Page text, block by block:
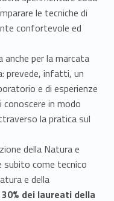
le tecniche di
confortevole ed
anche per la marcata
prevede, infatti, un
e di esperienze
in modo
la pratica sul
della Natura e
subito come tecnico
e della
30% dei laureati della